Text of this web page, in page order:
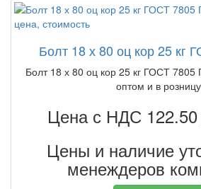
Болт 18 х 80 оц кор 25 кг
Болт 18 х 80 оц кор 25 кг ГОСТ 7805
оптом и в розницу
Цена с НДС 122.50
Цены и наличие
менеждеров